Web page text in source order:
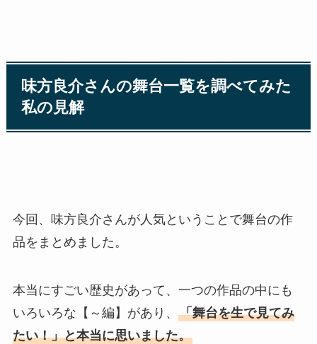
味方良介さんの舞台一覧を調べてみた
私の見解
今回、味方良介さんが人気ということで舞台の作
品をまとめました。
本当にすごい歴史があって、一つの作品の中にも
いろいろな【～編】があり、 「舞台を生で見てみ
たい！」と本当に思いました。